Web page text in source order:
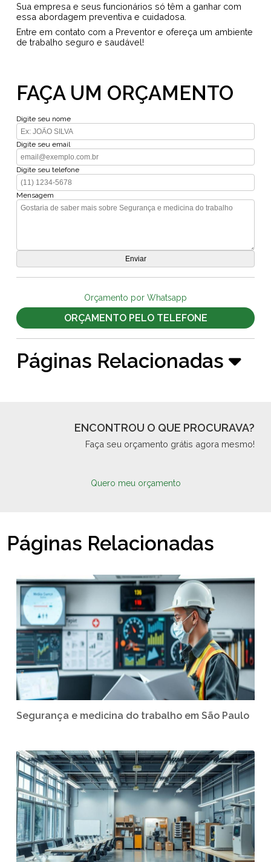
Sua empresa e seus funcionários só têm a ganhar com
essa abordagem preventiva e cuidadosa.
Entre em contato com a Preventor e ofereça um ambiente
de trabalho seguro e saudável!
FAÇA UM ORÇAMENTO
Digite seu nome
Digite seu email
Digite seu telefone
Mensagem
Orçamento por Whatsapp
ORÇAMENTO PELO TELEFONE
Páginas Relacionadas
ENCONTROU O QUE PROCURAVA?
Faça seu orçamento grátis agora mesmo!
Quero meu orçamento
Páginas Relacionadas
Segurança e medicina do trabalho em São Paulo